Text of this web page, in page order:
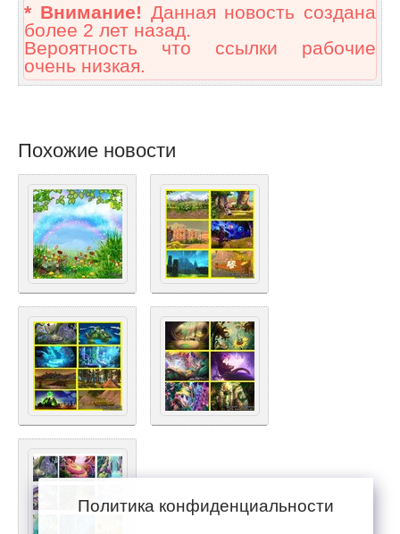
* Внимание! Данная новость создана
более 2 лет назад.
Вероятность что ссылки рабочие
очень низкая.
Похожие новости
Политика конфиденциальности